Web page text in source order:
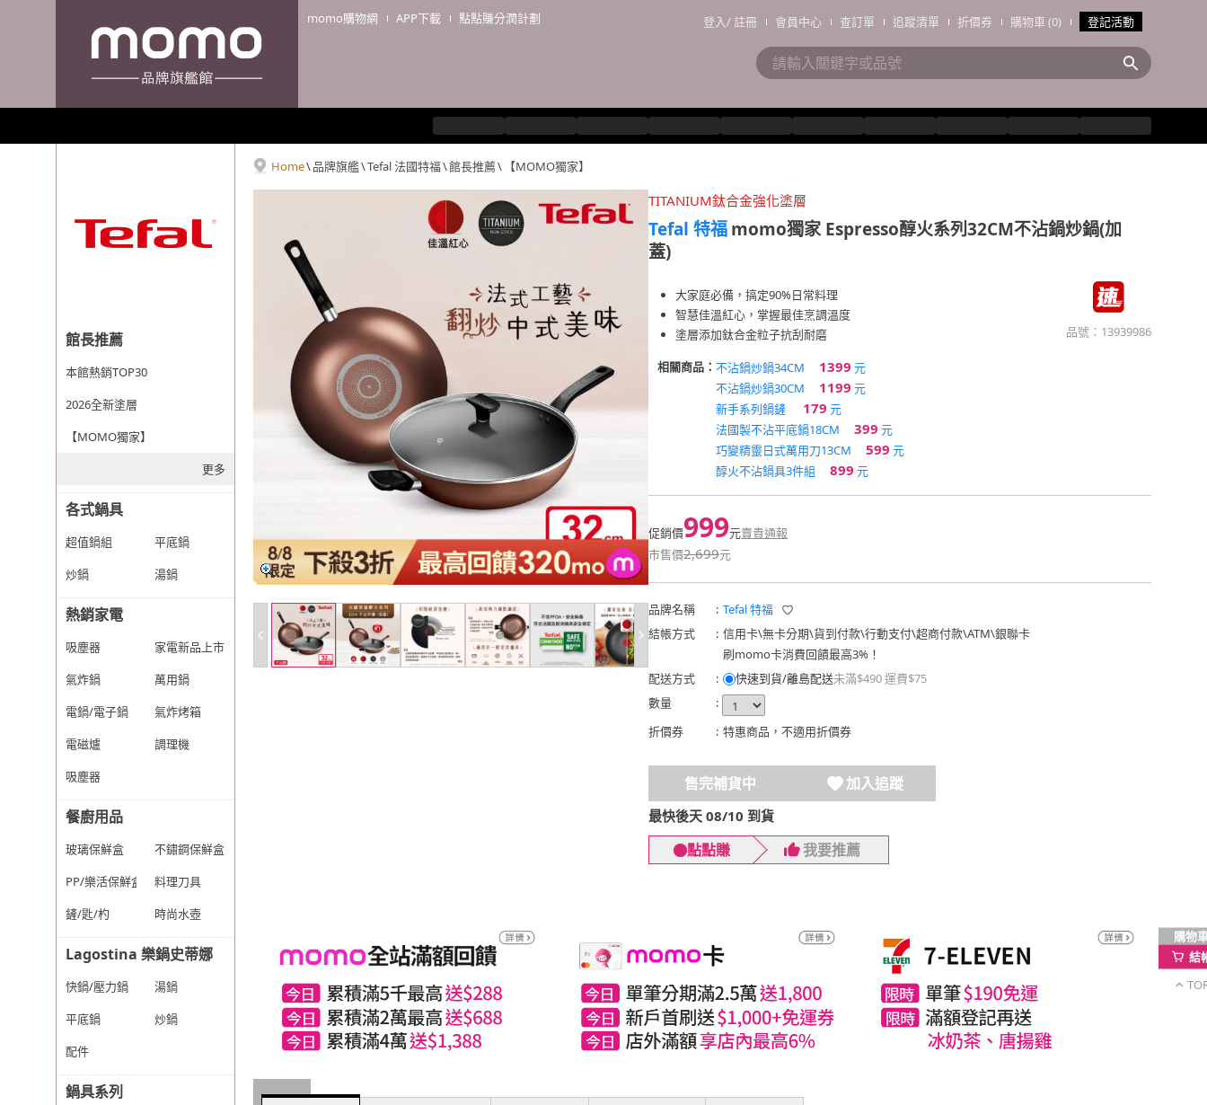
momo購物網 APP下載 點點賺分潤計劃 登入/註冊 會員中心 查訂單 追蹤清單 折價券 購物車 (0) 登記活動
館長推薦
本館熱銷TOP30
2026全新塗層
【MOMO獨家】
更多
各式鍋具
超值鍋組
平底鍋
炒鍋
湯鍋
熱銷家電
吸塵器
家電新品上市
氣炸鍋
萬用鍋
電鍋/電子鍋
氣炸烤箱
電磁爐
調理機
吸塵器
餐廚用品
玻璃保鮮盒
不鏽鋼保鮮盒
PP/樂活保鮮盒
料理刀具
鏟/匙/杓
時尚水壺
Lagostina 樂鍋史蒂娜
快鍋/壓力鍋
湯鍋
平底鍋
炒鍋
配件
鍋具系列
Home\品牌旗艦\Tefal 法國特福\館長推薦\ 【MOMO獨家】
TITANIUM鈦合金強化塗層
Tefal 特福momo獨家 Espresso醇火系列32CM不沾鍋炒鍋(加
蓋)
大家庭必備，搞定90%日常料理
智慧佳溫紅心，掌握最佳烹調溫度
塗層添加鈦合金粒子抗刮耐磨
品號： 13939986
相關商品： 不沾鍋炒鍋34CM 1399 元
不沾鍋炒鍋30CM
1199 元
新手系列鍋鏟
179 元
法國製不沾平底鍋18CM
399 元
巧變精靈日式萬用刀13CM
599 元
醇火不沾鍋具3件組
899 元
促銷價999元賣貴通報
市售價2,699元
品牌名稱 : Tefal 特福
結帳方式
: 信用卡\無卡分期\貨到付款\行動支付\超商付款\ATM\銀聯卡
刷momo卡消費回饋最高3%！
配送方式
: 快速到貨/離島配送未滿$490 運費$75
數量
:
折價券
: 特惠商品，不適用折價券
售完補貨中 加入追蹤
最快後天 08/10 到貨
點點賺 我要推薦
購物
結